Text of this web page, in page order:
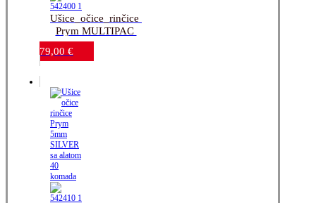
Ušice_očice_rinčice
Prym MULTIPAC
5mm SILVER sa
alatom_500 komada
79,00 €